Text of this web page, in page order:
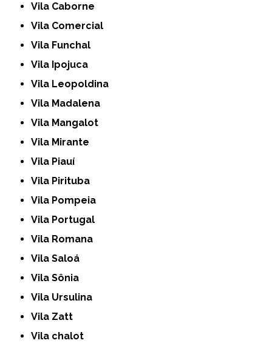
Vila Caborne
Vila Comercial
Vila Funchal
Vila Ipojuca
Vila Leopoldina
Vila Madalena
Vila Mangalot
Vila Mirante
Vila Piauí
Vila Pirituba
Vila Pompeia
Vila Portugal
Vila Romana
Vila Saloá
Vila Sônia
Vila Ursulina
Vila Zatt
Vila chalot